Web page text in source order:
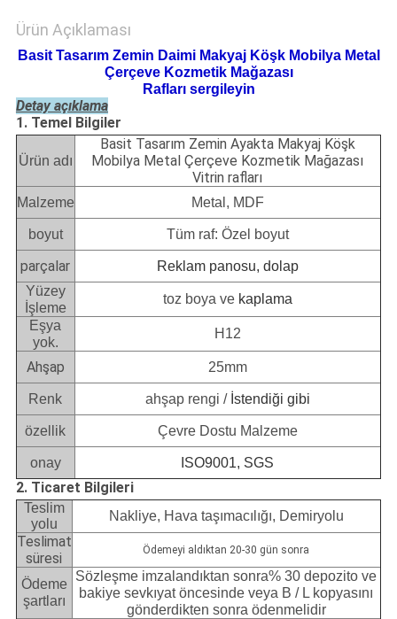
Ürün Açıklaması
Basit Tasarım Zemin Daimi Makyaj Köşk Mobilya Metal
Çerçeve Kozmetik Mağazası
Rafları sergileyin
Detay açıklama
1. Temel Bilgiler
Ürün adı
Basit Tasarım Zemin Ayakta Makyaj Köşk
Mobilya Metal Çerçeve Kozmetik Mağazası
Vitrin rafları
Malzeme Metal, MDF
boyut Tüm raf: Özel boyut
parçalar
Reklam panosu, dolap
Yüzey
İşleme
toz boya ve kaplama
Eşya
yok.
H12
Ahşap 25mm
Renk ahşap rengi / İstendiği gibi
özellik Çevre Dostu Malzeme
onay ISO9001, SGS
2. Ticaret Bilgileri
Teslim
yolu
Nakliye, Hava taşımacılığı, Demiryolu
Teslimat
süresi
Ödemeyi aldıktan 20-30 gün sonra
Ödeme
şartları
Sözleşme imzalandıktan sonra% 30 depozito ve
bakiye sevkıyat öncesinde veya B / L kopyasını
gönderdikten sonra ödenmelidir